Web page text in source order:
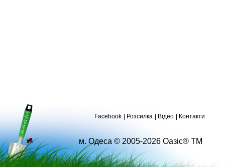
Facebook Розсилка Відео Контакти
м. Одеса © 2005-2026 Оазіс® ТМ